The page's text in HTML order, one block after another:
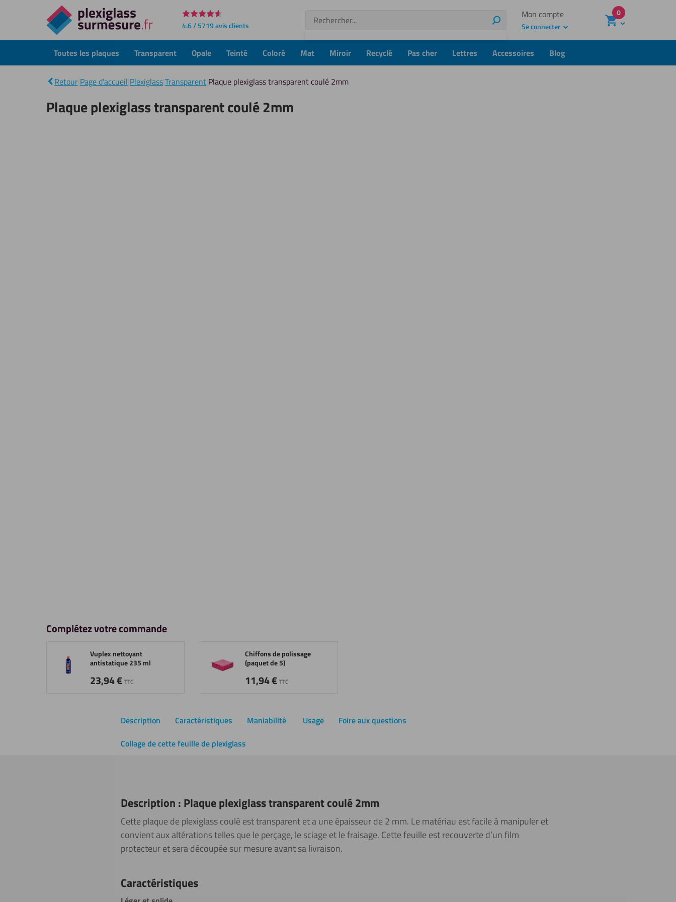
Directement
au
contenu
4.6 / 5719 avis clients
Recherche
Rechercher
Mon compte
Se connecter
0
Toutes les plaques Transparent Opale Teinté Coloré Mat Miroir Recyclé Pas cher Lettres Accessoires Blog
Retour Page d'accueil PlexiglassTransparent Plaque plexiglass transparent coulé 2mm
Plaque plexiglass transparent coulé 2mm
Complétez votre commande
Vuplex nettoyant
antistatique 235 ml
23,94€ TTC
Chiffons de polissage
(paquet de 5)
11,94€ TTC
Description Caractéristiques Maniabilité Usage
Foire aux questions
Collage de cette feuille de plexiglass
Description : Plaque plexiglass transparent coulé 2mm
Cette plaque de plexiglass coulé est transparent et a une épaisseur de 2 mm. Le matériau est facile à manipuler et
convient aux altérations telles que le perçage, le sciage et le fraisage. Cette feuille est recouverte d’un film
protecteur et sera découpée sur mesure avant sa livraison.
Caractéristiques